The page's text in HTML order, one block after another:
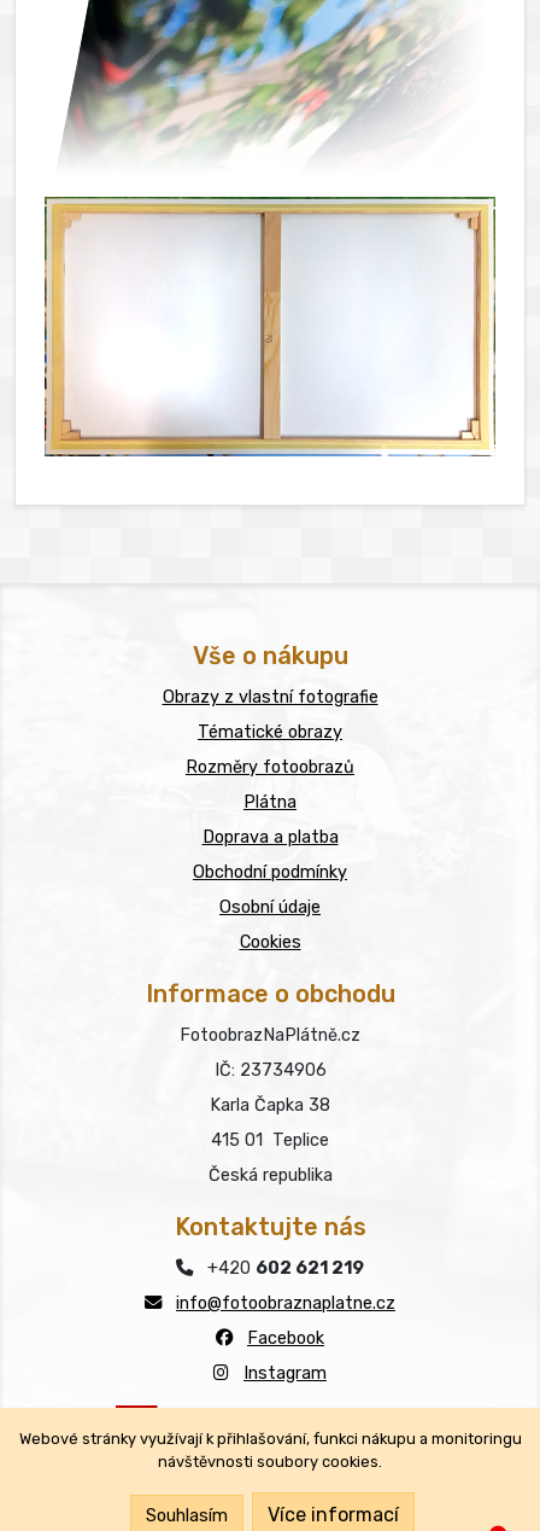
Kontaktujte nás
+420 602 621 219
info@fotoobraznaplatne.cz
Facebook
Instagram
Všechna práva vyhrazena.
Vše o nákupu
Obrazy z vlastní fotografie
Tématické obrazy
Rozměry fotoobrazů
Plátna
Doprava a platba
Obchodní podmínky
Osobní údaje
Cookies
Informace o obchodu
FotoobrazNaPlátně.cz
IČ: 23734906
Karla Čapka 38
415 01 Teplice
Česká republika
Webové stránky využívají k přihlašování, funkci nákupu a monitoringu
návštěvnosti soubory cookies.
Souhlasím Více informací